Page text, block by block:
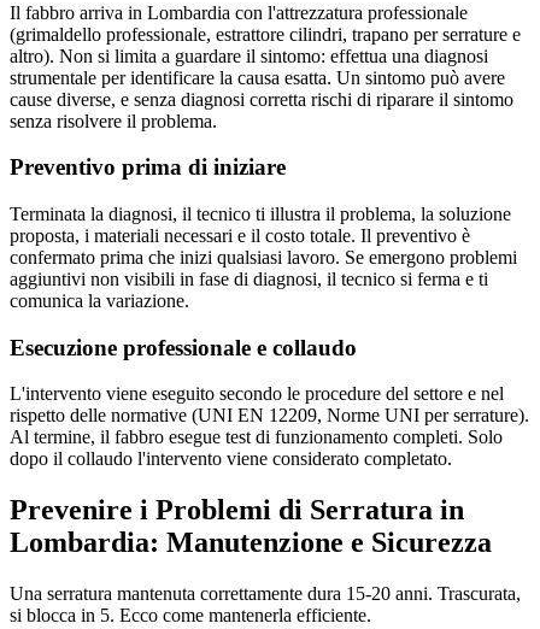
Il fabbro arriva in Lombardia con l'attrezzatura professionale
(grimaldello professionale, estrattore cilindri, trapano per serrature e
altro). Non si limita a guardare il sintomo: effettua una diagnosi
strumentale per identificare la causa esatta. Un sintomo può avere
cause diverse, e senza diagnosi corretta rischi di riparare il sintomo
senza risolvere il problema.
Preventivo prima di iniziare
Terminata la diagnosi, il tecnico ti illustra il problema, la soluzione
proposta, i materiali necessari e il costo totale. Il preventivo è
confermato prima che inizi qualsiasi lavoro. Se emergono problemi
aggiuntivi non visibili in fase di diagnosi, il tecnico si ferma e ti
comunica la variazione.
Esecuzione professionale e collaudo
L'intervento viene eseguito secondo le procedure del settore e nel
rispetto delle normative (UNI EN 12209, Norme UNI per serrature).
Al termine, il fabbro esegue test di funzionamento completi. Solo
dopo il collaudo l'intervento viene considerato completato.
Prevenire i Problemi di Serratura in
Lombardia: Manutenzione e Sicurezza
Una serratura mantenuta correttamente dura 15-20 anni. Trascurata,
si blocca in 5. Ecco come mantenerla efficiente.